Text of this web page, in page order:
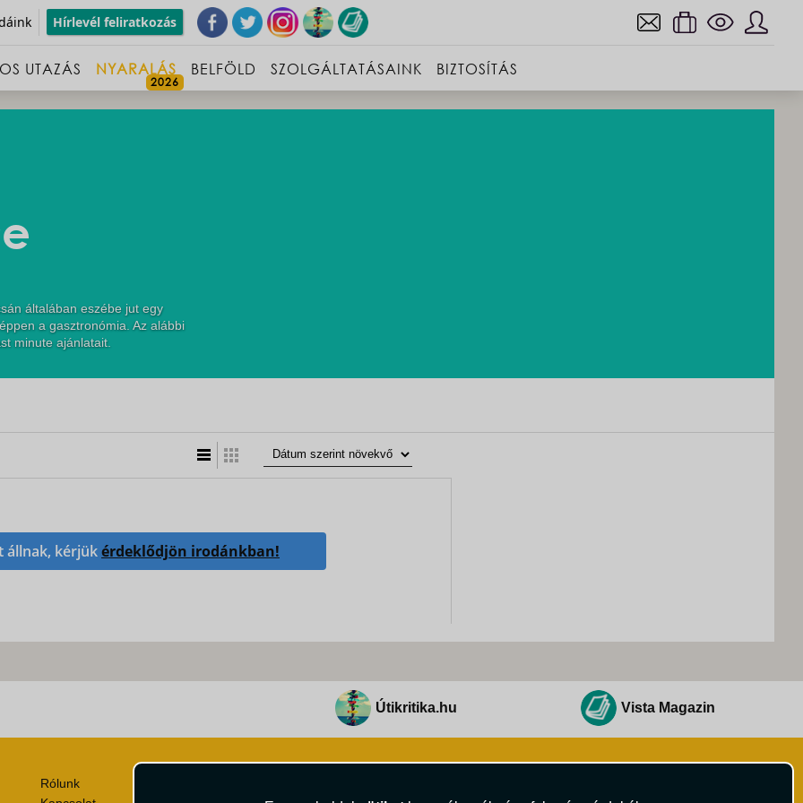
Hírlevél feliratkozás
UTAZÁS NYARALÁS BELFÖLD SZOLGÁLTATÁSAINK BIZTOSÍTÁS
általában eszébe jut egy
a gasztronómia. Az alábbi
minute ajánlatait.
állnak, kérjükérdeklődjön irodánkban!
Útikritika.hu Vista Magazin
Rólunk